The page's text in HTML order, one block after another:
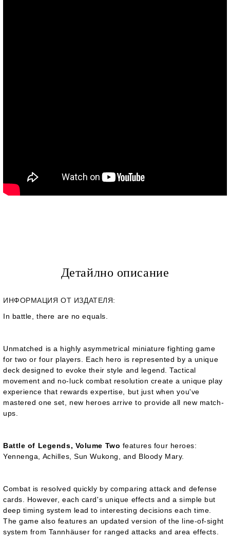
Детайлно описание
ИНФОРМАЦИЯ ОТ ИЗДАТЕЛЯ:
In battle, there are no equals.
Unmatched is a highly asymmetrical miniature fighting game
for two or four players. Each hero is represented by a unique
deck designed to evoke their style and legend. Tactical
movement and no-luck combat resolution create a unique play
experience that rewards expertise, but just when you've
mastered one set, new heroes arrive to provide all new match-
ups.
Battle of Legends, Volume Two features four heroes:
Yennenga, Achilles, Sun Wukong, and Bloody Mary.
Combat is resolved quickly by comparing attack and defense
cards. However, each card's unique effects and a simple but
deep timing system lead to interesting decisions each time.
The game also features an updated version of the line-of-sight
system from Tannhäuser for ranged attacks and area effects.